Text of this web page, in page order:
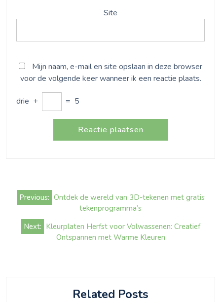
Site
Mijn naam, e-mail en site opslaan in deze browser
voor de volgende keer wanneer ik een reactie plaats.
drie + = 5
Bericht
navigatie
Previous: Ontdek de wereld van 3D-tekenen met gratis
tekenprogramma’s
Next: Kleurplaten Herfst voor Volwassenen: Creatief
Ontspannen met Warme Kleuren
Related Posts